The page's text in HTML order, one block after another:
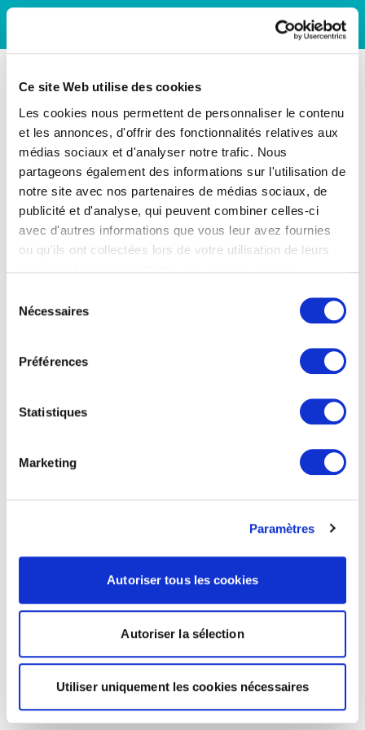
Ce site Web utilise des cookies
Les cookies nous permettent de personnaliser le contenu
et les annonces, d'offrir des fonctionnalités relatives aux
médias sociaux et d'analyser notre trafic. Nous
partageons également des informations sur l'utilisation de
notre site avec nos partenaires de médias sociaux, de
publicité et d'analyse, qui peuvent combiner celles-ci
avec d'autres informations que vous leur avez fournies
ou qu'ils ont collectées lors de votre utilisation de leurs
Nécessaires
Préférences
Statistiques
Marketing
Paramètres
Autoriser tous les cookies
Autoriser la sélection
Utiliser uniquement les cookies nécessaires